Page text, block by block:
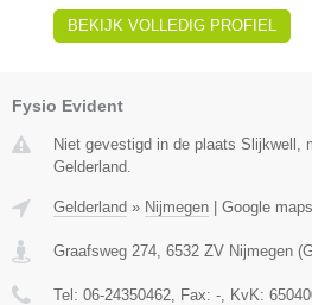
BEKIJK VOLLEDIG PROFIEL
Fysio Evident
Niet gevestigd in de plaats Slijkwell,
Gelderland.
Gelderland » Nijmegen | Google maps
Graafsweg 274 6532 ZV Nijmegen (
Tel: 06-24350462 , Fax: - , KvK: